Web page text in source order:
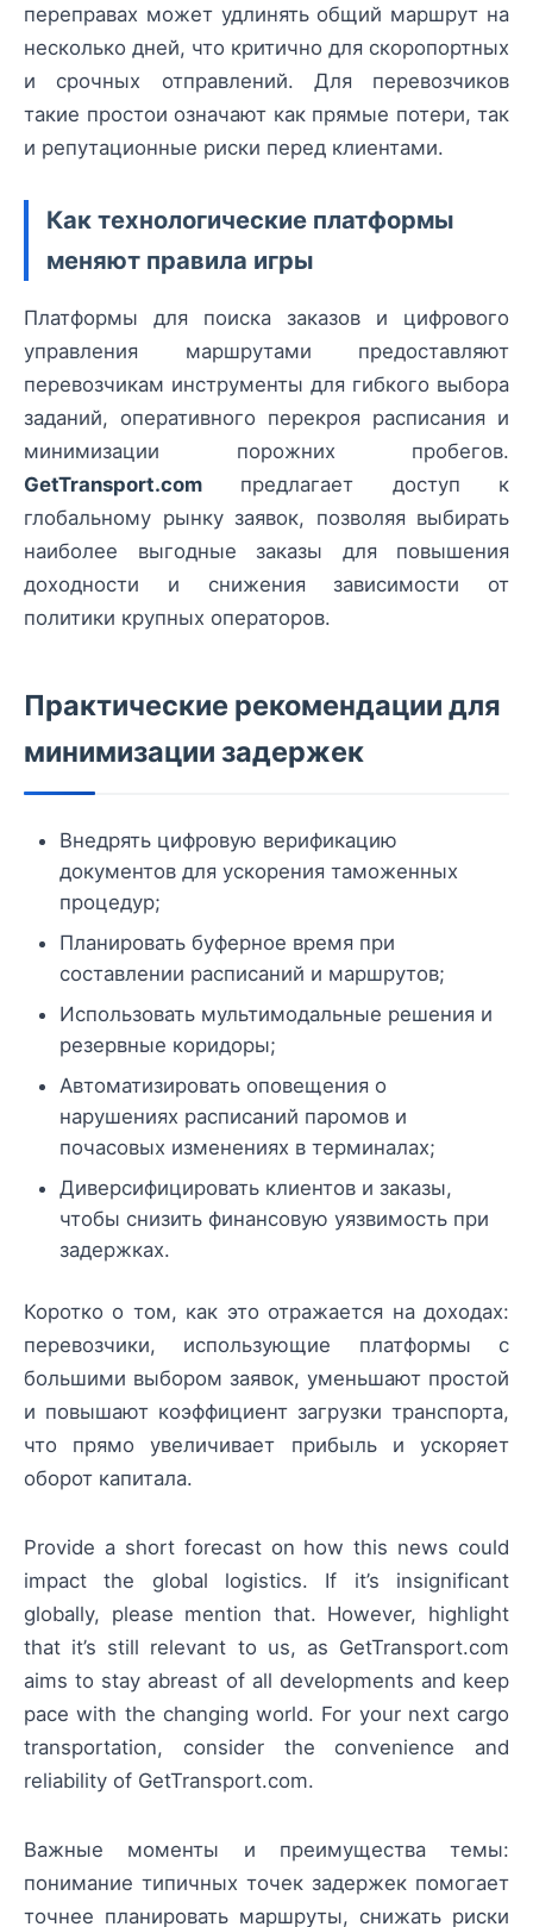
переправах может удлинять общий маршрут на
несколько дней, что критично для скоропортных
и срочных отправлений. Для перевозчиков
такие простои означают как прямые потери, так
и репутационные риски перед клиентами.
Как технологические платформы
меняют правила игры
Платформы для поиска заказов и цифрового
управления маршрутами предоставляют
перевозчикам инструменты для гибкого выбора
заданий, оперативного перекроя расписания и
минимизации порожних пробегов.
GetTransport.com предлагает доступ к
глобальному рынку заявок, позволяя выбирать
наиболее выгодные заказы для повышения
доходности и снижения зависимости от
политики крупных операторов.
Практические рекомендации для
минимизации задержек
Внедрять цифровую верификацию
документов для ускорения таможенных
процедур;
Планировать буферное время при
составлении расписаний и маршрутов;
Использовать мультимодальные решения и
резервные коридоры;
Автоматизировать оповещения о
нарушениях расписаний паромов и
почасовых изменениях в терминалах;
Диверсифицировать клиентов и заказы,
чтобы снизить финансовую уязвимость при
задержках.
Коротко о том, как это отражается на доходах:
перевозчики, использующие платформы с
большими выбором заявок, уменьшают простой
и повышают коэффициент загрузки транспорта,
что прямо увеличивает прибыль и ускоряет
оборот капитала.
Provide a short forecast on how this news could
impact the global logistics. If it’s insignificant
globally, please mention that. However, highlight
that it’s still relevant to us, as GetTransport.com
aims to stay abreast of all developments and keep
pace with the changing world. For your next cargo
transportation, consider the convenience and
reliability of GetTransport.com.
Важные моменты и преимущества темы:
понимание типичных точек задержек помогает
точнее планировать маршруты, снижать риски